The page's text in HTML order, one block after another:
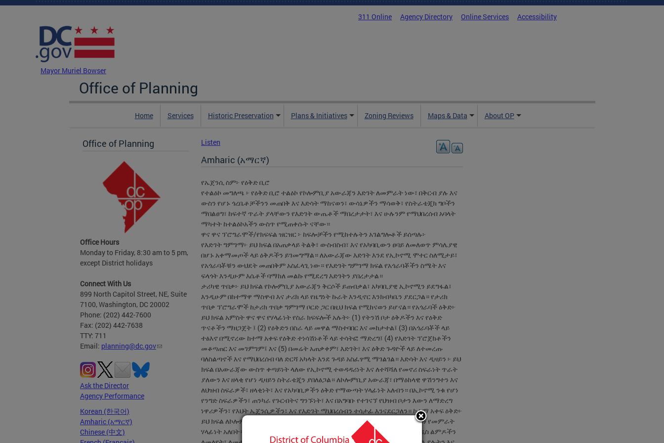
Skip to main content
311 Online Agency Directory Online Services Accessibility
Mayor Muriel Bowser
Office of Planning
Home Services Historic Preservation Plans & Initiatives Zoning Reviews Maps & Data About OP
Office of Planning
Office Hours
Monday to Friday, 8:30 am to 5 pm,
except District holidays
Connect With Us
899 North Capitol Street, NE, Suite
7100, Washington, DC 20002
Phone: (202) 442-7600
Fax: (202) 442-7638
TTY: 711
Email: planning@dc.gov
Ask the Director
Agency Performance
Korean (한국어)
Amharic (አማርኛ)
Chinese (中文)
Listen
Amharic (አማርኛ)
የኤጀንሲ ስም፦ የዕቅድ ቢሮ
የተልዕኮ መግለጫ ፦ የዕቅድ ቢሮ ተልዕኮ የኮሎምቢያ አውራጃን እድገት ለመምራት ነው፣ በቅርብ ያሉ እና
ውስን የሆኑ ጎረቤቶቻችንን መጠበቅ እና እድሳት ማከናወን፣ ውሳኔዎችን ማሳወቅ፣ የስትራቴጂክ ግቦችን
ማበልፀግ፣ ከፍተኛ ጥራት ያላቸውን የእድገት ውጤቶች ማበረታታት፣ እና ሁሉንም የማህበረሰብ አባላት
ማካተት ከተልዕኮአችን ውስጥ የሚጠቀሱት ናቸው።
ዋና ዋና ፕሮግራሞች/የክፍፍል ዝርዝር ፦ ከፍሎቻችን የሚከተሉትን አገልግሎቶች ይሰጣሉ፦
የእድገት ግምገማ፦ ይህ ክፍል በአጠቃላይ ትልቅ፣ ውስብስብ፣ እና የአካባቢውን ፀባይ ለመለወጥ ምሳሌያዊ
በሆኑ አቀማመጦች ላይ ዕቅዶችን ይገመግማል። ለአውራጃው እድገት እንደ የኢኮኖሚ ሞተር ስለሚታይ፣
የአጎራባቾቹን ውህደት መጠበቅም አስፈላጊ ነው። የእድገት ግምገማ ክፍል የአጎራባቾችን ስሜት እና
ፍላጎት እንዲሁም እሴቶች ባማከለ መልኩ የሚደረግ እድገትን ያበረታታል።
ታሪካዊ ጥበቃ፦ ይህ ክፍል የኮሎምቢያ አውራጃን ቅርሶች ይጠብቃል፣ አካባቢያዊ ኢኮኖሚን ይደግፋል፣
እንዲሁም በከተማዋ ማስዋብ እና ታሪክ ላይ የዜግነት ኩራት እንዲኖር እንክብካቤን ያደርጋል። የታሪክ
ጥበቃ ፕሮግራሞች ከታሪክ ጥበቃ ግምገማ ቦርድ ጋር በዚህ ክፍል የሚከናወን ይሆናል። የአጎራባች ዕቅድ፦
ይህ ክፍል አምስት ዋና ዋና የሃላፊነት የስራ ክፍፍሎች አሉት፦ (1) የትንሽ ቦታ ዕቅዶችን እና የዕቅድ
ጥናቶችን ማዘጋጀት ፤ (2) የዕቅድን በስራ ላይ መዋል ማስተባበር እና መከታተል፤ (3) በአጎራባቾች ላይ
ተፅእኖ በሚኖረው ከተማ አቀፍ የዕቅድ ተነሳሽነቶች ላይ ተሳትፎ ማድረግ፤ (4) የእድገት ፕሮጀክቶችን
መቆጣጠር እና መገምገም፤ እና (5) በመሬት አጠቃቀም፣ እድገት፣ እና ዕቅድ ጉዳዮች ላይ ለተመረጡ
ባለስልጣኖች እና የማህበረሰብ ባለ ድርሻ አካላት እንደ ጉዳይ አስፈፃሚ ማገልገል። እድሳት እና ዲዛይን ፦ ይህ
ክፍል በአውራጃው ውስጥ ቀጣይነት ላለው የኢኮኖሚ ተወዳዳሪነት እና ለተሻሻለ የመኖሪ ስፍራነት ጥራት
ያለውን እና ዘላቂ የሆነ ዲዛይን ስትራቴጂን ያበለፅጋል። ለኮሎምቢያ አውራጃ፣ በማዕከላዊ ዋሽንግተን እና
ለህዝብ ስፍራዎች፣ ዘላቂነት፣ እና የአካባቢዎችን ዕቅድ የማውጣት ሃላፊነት አለብን። በኢኮኖሚ ንቁ የሆነ
የንግድ ስፍራዎችን፣ ጠንካራ የጉርብትና ግንኙነት፣ እና በአግባቡ የተገናኘ የህዝብ ቦታን እውን ለማድረግ
ነዋሪዎችን፣ የእህት ኤጀንሲዎችን፣ እና የእድገት ማህበረሰብን ተሳታፊ እንናደርጋለን። ከተማ አቀፍ ዕቅድ፦
ይህ ክፍል ለኮሎምቢያ አውራጃ የረዥም ጊዜ (የ20-ዓመት) ዕቅድን እና የፓሊሲ ውሳኔዎችን የመምራት
ሃላፊነት አለበት። የከተማ አቀፍ ዕቅድ ስራን በትብብር የሚያከናውኑት ሶስቱ ክፍሎች አዳዲስ ልምዶችን